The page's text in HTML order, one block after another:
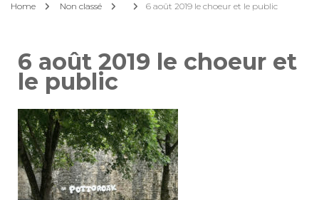
Home Non classé 6 août 2019 le choeur et le public
6 août 2019 le choeur et
le public